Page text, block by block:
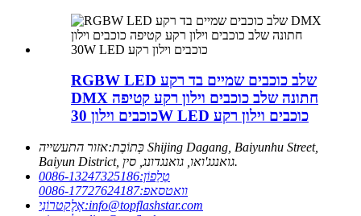
RGBW LED שלב כוכבים שמיים בד רקע
DMX חתונה שלב כוכבים וילון רקע קטיפה
כוכבים וילון 30W LED כוכבים וילון רקע
כְּתוֹבֶת:אזור התעשייה Shijing Dagang, Baiyunhu Street,
Baiyun District, גואנגג'ואו, גואנגדונג, סין.
טֵלֵפוֹן:0086-13247325186
וואטסאפ:0086-17727624187
אֶלֶקטרוֹנִי:info@topflashstar.com